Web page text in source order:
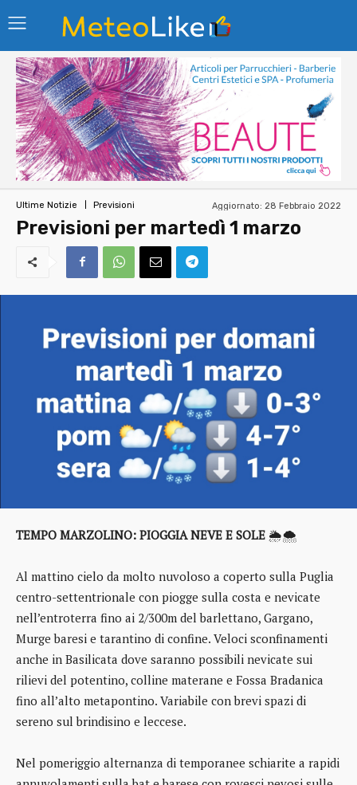
Ultime Notizie Previsioni Aggiornato: 28 Febbraio 2022
Previsioni per martedì 1 marzo
TEMPO MARZOLINO: PIOGGIA NEVE E SOLE 🌦️🌨️
Al mattino cielo da molto nuvoloso a coperto sulla Puglia
centro-settentrionale con piogge sulla costa e nevicate
nell’entroterra fino ai 2/300m del barlettano, Gargano,
Murge baresi e tarantino di confine. Veloci sconfinamenti
anche in Basilicata dove saranno possibili nevicate sui
rilievi del potentino, colline materane e Fossa Bradanica
fino all’alto metapontino. Variabile con brevi spazi di
sereno sul brindisino e leccese.
Nel pomeriggio alternanza di temporanee schiarite a rapidi